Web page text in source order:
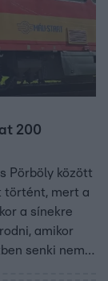
200
Pörböly között
történt, mert a
a sínekre
amikor
senki nem